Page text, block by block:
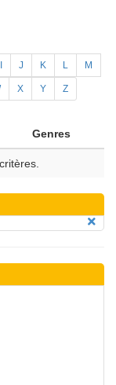
J K L M
X Y Z
Genres